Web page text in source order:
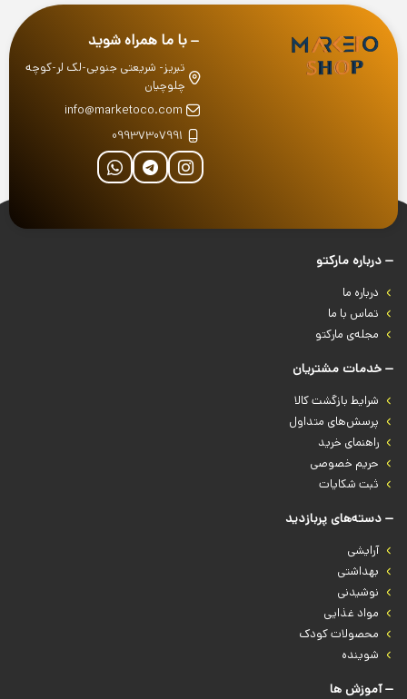
با ما همراه شوید
تبریز- شریعتی جنوبی-لک لر-کوچه
چلوچیان
info@marketoco.com
09937307991
درباره‌ مارکتو
درباره‌ ما
تماس با ما
مجله‌ی مارکتو
خدمات مشتریان
شرایط بازگشت کالا
پرسش‌های متداول
راهنمای خرید
حریم خصوصی
ثبت شکایات
دسته‌های پربازدید
آرایشی
بهداشتی
نوشیدنی
مواد غذایی
محصولات کودک
شوینده
آموزش ها